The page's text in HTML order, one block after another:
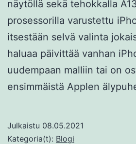
näytöllä sekä tehokkalla
prosessorilla varustettu
itsestään selvä valinta
haluaa päivittää vanhan
uudempaan malliin tai on
ensimmäistä Applen
Julkaistu 08.05.2021
Kategoria(t): Blogi